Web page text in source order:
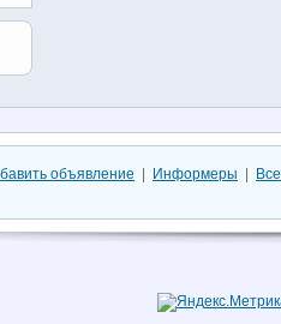
объявление Информеры